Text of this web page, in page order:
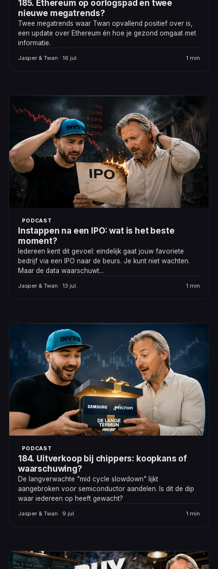
185. Ethereum op oorlogspad en twee
nieuwe megatrends?
Twee megatrends waar Twan opvallend positief over is,
een update over Ethereum én hoe je gezond omgaat met
informatie.
Jasper & Twan · 16 jul. 1 min
PODCAST
Instappen na een IPO: wat is het beste
moment?
Iedereen kent dit gevoel: eindelijk gaat jouw favoriete
bedrijf via een IPO naar de beurs. Je kunt niet wachten.
Maar de data waarschuwt...
Jasper & Twan · 13 jul. 1 min
PODCAST
184. Uitverkoop bij chippers: koopkans of
waarschuwing?
De langverwachte "mid cycle slowdown" lijkt
aangebroken voor semiconductor aandelen. Is dit de dip
waar iedereen op heeft gewacht?
Jasper & Twan · 9 jul. 1 min